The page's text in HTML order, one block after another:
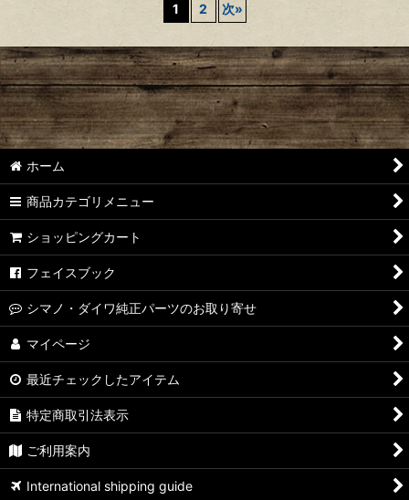
1 2 次»
ホーム
商品カテゴリメニュー
ショッピングカート
フェイスブック
シマノ・ダイワ純正パーツのお取り寄せ
マイページ
最近チェックしたアイテム
特定商取引法表示
ご利用案内
International shipping guide